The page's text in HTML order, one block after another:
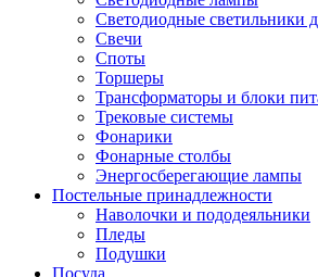
Светодиодные светильники
Свечи
Споты
Торшеры
Трансформаторы и блоки
Трековые системы
Фонарики
Фонарные столбы
Энергосберегающие лампы
Постельные принадлежности
Наволочки и пододеяльники
Пледы
Подушки
Посуда